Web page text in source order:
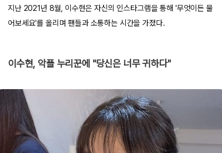
지난 2021년 8월, 이수현은 자신의 인스타그램을 통해 '무엇이든 물
어보세요'를 올리며 팬들과 소통하는 시간을 가졌다.
이수현, 악플 누리꾼에 "당신은 너무 귀하다"